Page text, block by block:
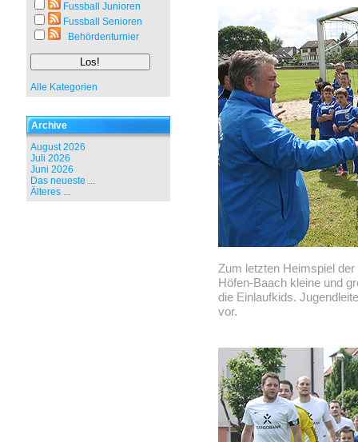
Fussball Junioren
Fussball Senioren
Behördenturnier
Alle Kategorien
Archive
August 2026
Juli 2026
Juni 2026
Das neueste ...
Älteres ...
Zum letzten Heimspiel
Höfen-Baach kleine und
die Einlaufkids.
vor.